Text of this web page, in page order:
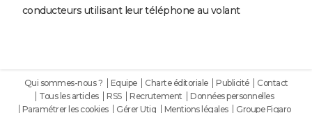
conducteurs utilisant leur téléphone au volant
Qui sommes-nous ? Equipe Charte éditoriale Publicité
Contact
Tous les articles
RSS Recrutement
Données personnelles
Paramétrer les cookies
Gérer Utiq Mentions légales Groupe Figaro